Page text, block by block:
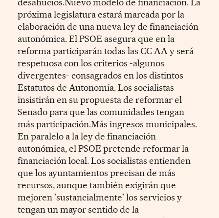
próxima legislatura estará marcada por la
elaboración de una nueva ley de financiación
autonómica. El PSOE asegura que en la
reforma participarán todas las CC AA y será
respetuosa con los criterios -algunos
divergentes- consagrados en los distintos
Estatutos de Autonomía. Los socialistas
insistirán en su propuesta de reformar el
Senado para que las comunidades tengan
más participación.Más ingresos municipales.
En paralelo a la ley de financiación
autonómica, el PSOE pretende reformar la
financiación local. Los socialistas entienden
que los ayuntamientos precisan de más
recursos, aunque también exigirán que
mejoren 'sustancialmente' los servicios y
tengan un mayor sentido de la